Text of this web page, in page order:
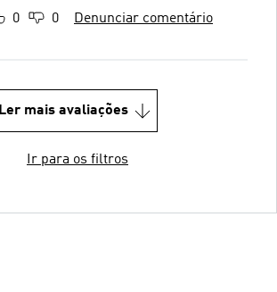
0 0 Denunciar comentário
Ler mais avaliações
Ir para os filtros